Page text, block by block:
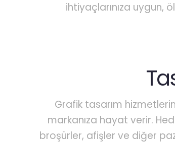
ihtiyaçlarınıza uygun,
Grafik tasarım
markanıza hayat verir.
broşürler, afişler ve diğer